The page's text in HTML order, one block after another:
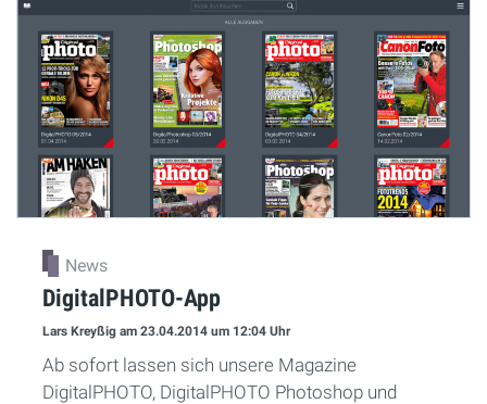
News
DigitalPHOTO-App
Lars Kreyßig am 23.04.2014 um 12:04 Uhr
Ab sofort lassen sich unsere Magazine
DigitalPHOTO, DigitalPHOTO Photoshop und